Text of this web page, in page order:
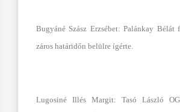
Bugyáné Szász Erzsébet: Palánkay
záros határidőn belülre ígérte.
Lugosiné Illés Margit: Tasó László